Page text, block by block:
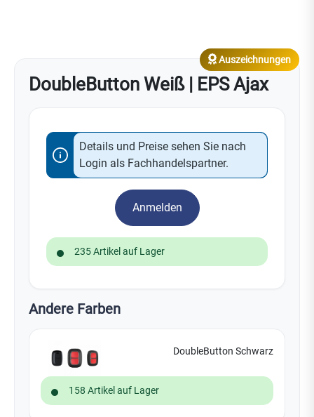
DoubleButton Weiß | EPS Ajax
Auszeichnungen
Details und Preise sehen Sie nach
Login als Fachhandelspartner.
Anmelden
235 Artikel auf Lager
Andere Farben
DoubleButton Schwarz
158 Artikel auf Lager